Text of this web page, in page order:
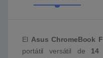
ElAsus ChromeBook
portátil versátil de 14